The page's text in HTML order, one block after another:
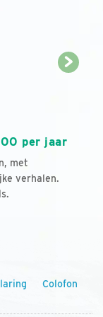
per jaar
met
verhalen.
Colofon